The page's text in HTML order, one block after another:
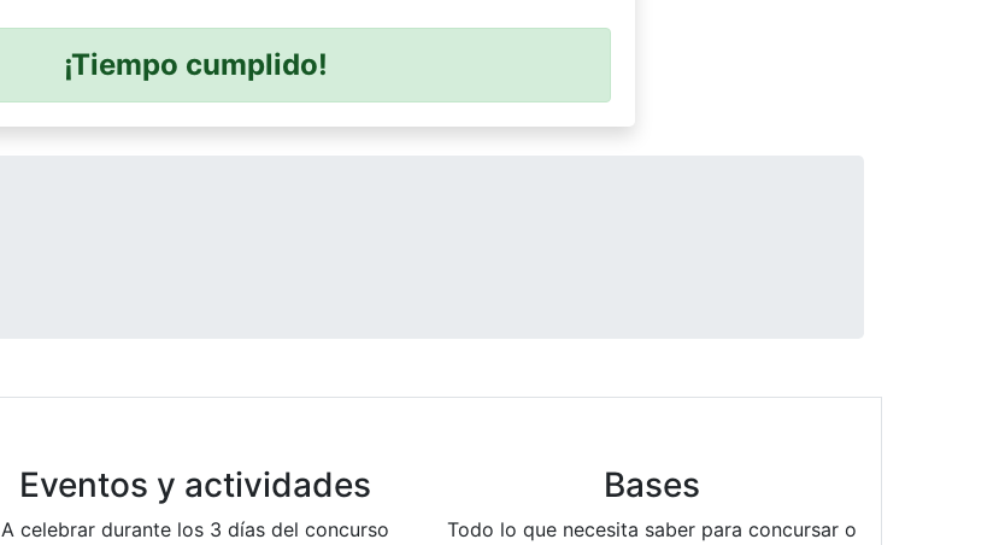
¡Tiempo cumplido!
Eventos y actividades
A celebrar durante los 3 días del concurso
Bases
Todo lo que necesita saber para concursar o